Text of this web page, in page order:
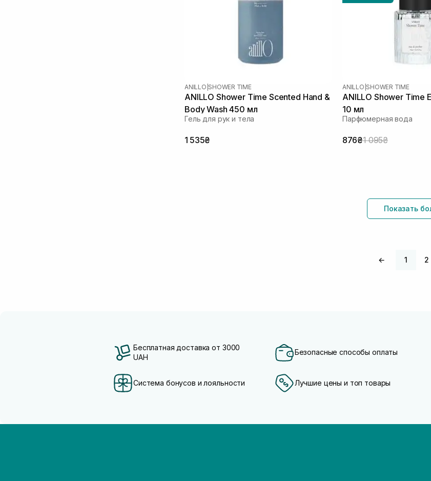
ANILLO SHOWER TIME
ANILLO Shower Time Scented Hand &
Body Wash 450 мл
Гель для рук и тела
1 535₴
ANILLO SHOWER TIME
ANILLO Shower Time
10 мл
Парфюмерная вода
876₴1 095₴
Показать
← 1 2
Бесплатная доставка от 3000
UAH
Безопасные способы оплаты
Система бонусов и лояльности Лучшие цены и топ товары